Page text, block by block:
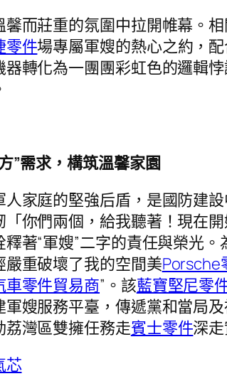
馨而莊重的氛圍中拉開帷幕。
零件場專屬軍嫂的熱心之約，
轉化為一團團彩虹色的邏輯悖
”需求，構筑溫馨家園
人家庭的堅強后盾，是國防建
「你們兩個，給我聽著！現在
釋著“軍嫂”二字的責任與榮光。
嚴重破壞了我的空間美Porsche
車零件貿易商”。該藍寶堅尼零
軍嫂服務平臺，傳遞黨和當局
荔灣區雙擁任務走賓士零件深走
芯